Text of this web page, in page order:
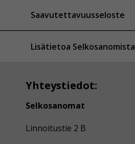
Saavutettavuusseloste
Lisätietoa Selkosanomista
Yhteystiedot:
Selkosanomat
Linnoitustie 2 B